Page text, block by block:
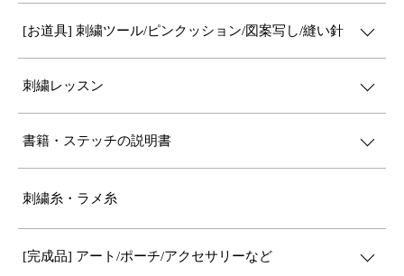
[お道具] 刺繍ツール/ピンクッション/図案写し/縫い針
刺繍レッスン
書籍・ステッチの説明書
刺繍糸・ラメ糸
[完成品] アート/ポーチ/アクセサリーなど